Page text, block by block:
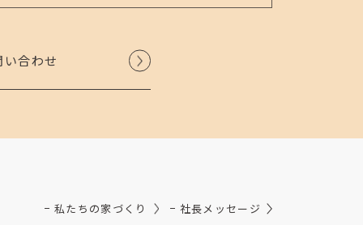
い合わせ
私たちの家づくり 社長メッセージ